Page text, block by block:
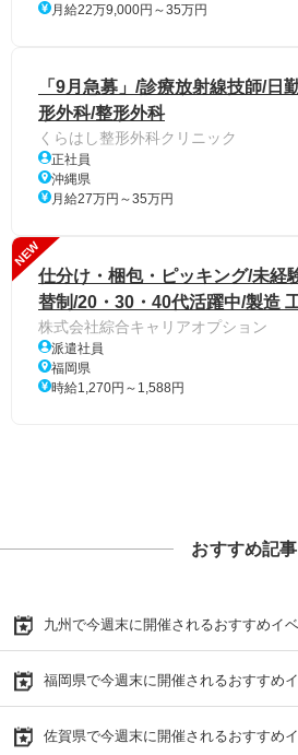
月給22万9,000円～35万円
「9月急募」/診療放射線技師/日
形外科/整形外科
くらはし整形外科クリニック
正社員
沖縄県
月給27万円～35万円
NEW
仕分け・梱包・ピッキング/未経
替制/20・30・40代活躍中/製造
株式会社綜合キャリアオプション
派遣社員
福岡県
時給1,270円～1,588円
おすすめ記事
九州で今週末に開催されるおすすめイ
福岡県で今週末に開催されるおすすめ
佐賀県で今週末に開催されるおすすめ